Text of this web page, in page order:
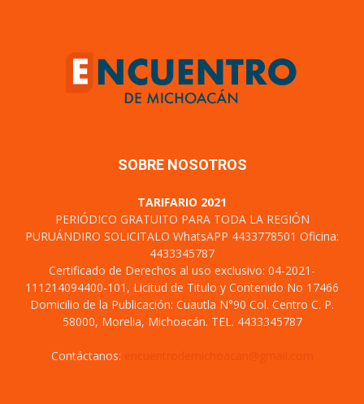
SOBRE NOSOTROS
TARIFARIO 2021
PERIÓDICO GRATUITO PARA TODA LA REGIÓN
PURUÁNDIRO SOLICITALO WhatsAPP 4433778501 Oficina:
4433345787
Certificado de Derechos al uso exclusivo: 04-2021-
111214094400-101, Licitud de Titulo y Contenido No 17466
Domicilio de la Publicación: Cuautla N°90 Col. Centro C. P.
58000, Morelia, Michoacán. TEL. 4433345787
Contáctanos: